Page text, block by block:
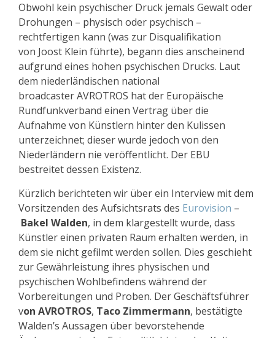
Obwohl kein psychischer Druck jemals Gewalt oder
Drohungen – physisch oder psychisch –
rechtfertigen kann (was zur Disqualifikation
von Joost Klein führte), begann dies anscheinend
aufgrund eines hohen psychischen Drucks. Laut
dem niederländischen national
broadcaster AVROTROS hat der Europäische
Rundfunkverband einen Vertrag über die
Aufnahme von Künstlern hinter den Kulissen
unterzeichnet; dieser wurde jedoch von den
Niederländern nie veröffentlicht. Der EBU
bestreitet dessen Existenz.
Kürzlich berichteten wir über ein Interview mit dem
Vorsitzenden des Aufsichtsrats des Eurovision –
Bakel Walden, in dem klargestellt wurde, dass
Künstler einen privaten Raum erhalten werden, in
dem sie nicht gefilmt werden sollen. Dies geschieht
zur Gewährleistung ihres physischen und
psychischen Wohlbefindens während der
Vorbereitungen und Proben. Der Geschäftsführer
von AVROTROS, Taco Zimmermann, bestätigte
Walden’s Aussagen über bevorstehende